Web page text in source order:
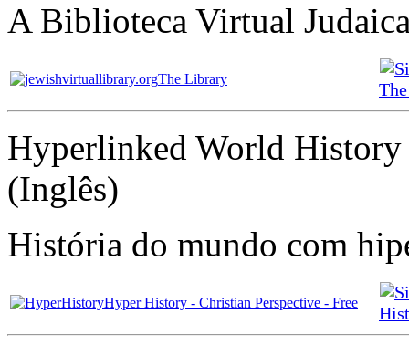
A Biblioteca Virtual
The Library
Hyperlinked World
(Inglês)
História do mundo com
Hyper History - Christian Perspective - Free